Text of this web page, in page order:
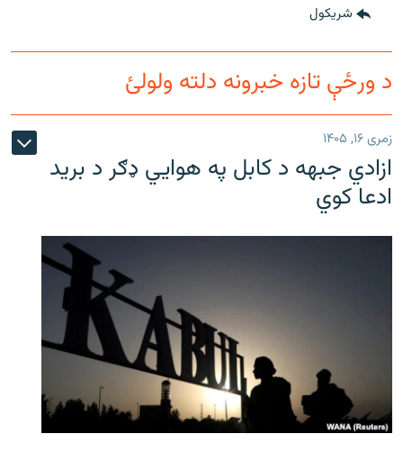
شريکول
د ورځې تازه خبرونه دلته ولولئ
زمری ۱۶, ۱۴۰۵
ازادي جبهه د کابل په هوايي ډګر د برید
ادعا کوي